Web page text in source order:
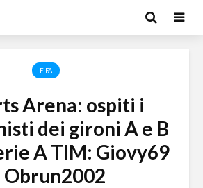
FIFA
Arena: ospiti i
dei gironi A e B
A TIM: Giovy69
Obrun2002